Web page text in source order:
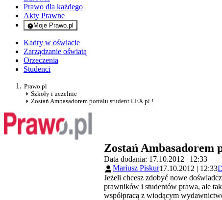
Prawo dla każdego
Akty Prawne
Moje Prawo.pl
- rejestracja i logowanie do serwisu
Kadry w oświacie
Zarządzanie oświatą
Orzeczenia
Studenci
Prawo.pl
Szkoły i uczelnie
Zostań Ambasadorem portalu student.LEX.pl !
Zostań
Data dodania: 17.10.2012 | 12:33
Mariusz Piskur17.10.2012 | 12:33
Jeżeli chcesz zdobyć nowe
prawników i studentów prawa, ale
współpracą z wiodącym